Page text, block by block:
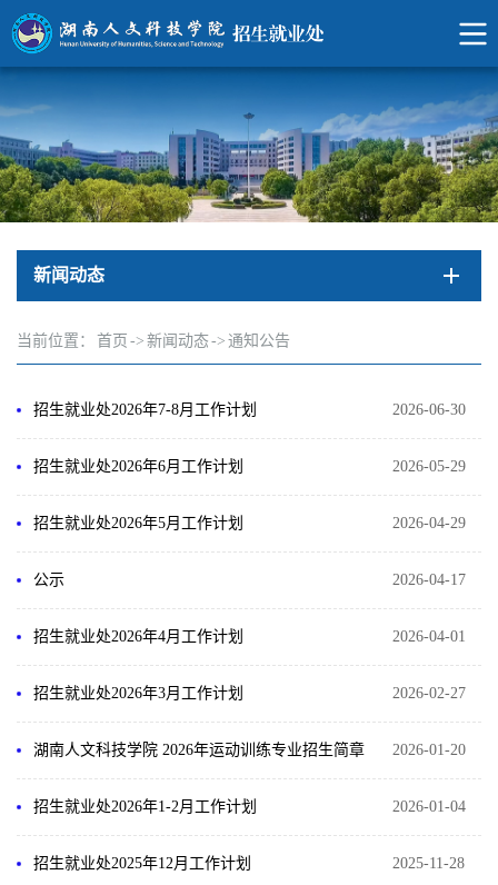
新闻动态
当前位置： 首页 -> 新闻动态-> 通知公告
2026-06-30
招生就业处2026年7-8月工作计划
2026-05-29
招生就业处2026年6月工作计划
2026-04-29
招生就业处2026年5月工作计划
2026-04-17
公示
2026-04-01
招生就业处2026年4月工作计划
2026-02-27
招生就业处2026年3月工作计划
2026-01-20
湖南人文科技学院 2026年运动训练专业招生简章
2026-01-04
招生就业处2026年1-2月工作计划
2025-11-28
招生就业处2025年12月工作计划